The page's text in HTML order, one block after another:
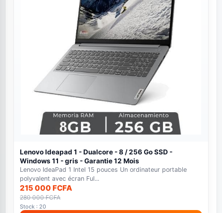
Lenovo Ideapad 1 - Dualcore - 8 / 256 Go SSD -
Windows 11 - gris - Garantie 12 Mois
Lenovo IdeaPad 1 Intel 15 pouces Un ordinateur portable
polyvalent avec écran Ful...
215 000 FCFA
280 000 FCFA
Stock : 20